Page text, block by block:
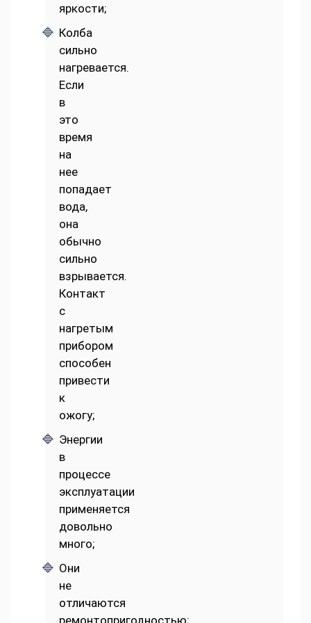
яркости;
Колба
сильно
нагревается.
Если
в
это
время
на
нее
попадает
вода,
она
обычно
сильно
взрывается.
Контакт
с
нагретым
прибором
способен
привести
к
ожогу;
Энергии
в
процессе
эксплуатации
применяется
довольно
много;
Они
не
отличаются
ремонтопригодностью;